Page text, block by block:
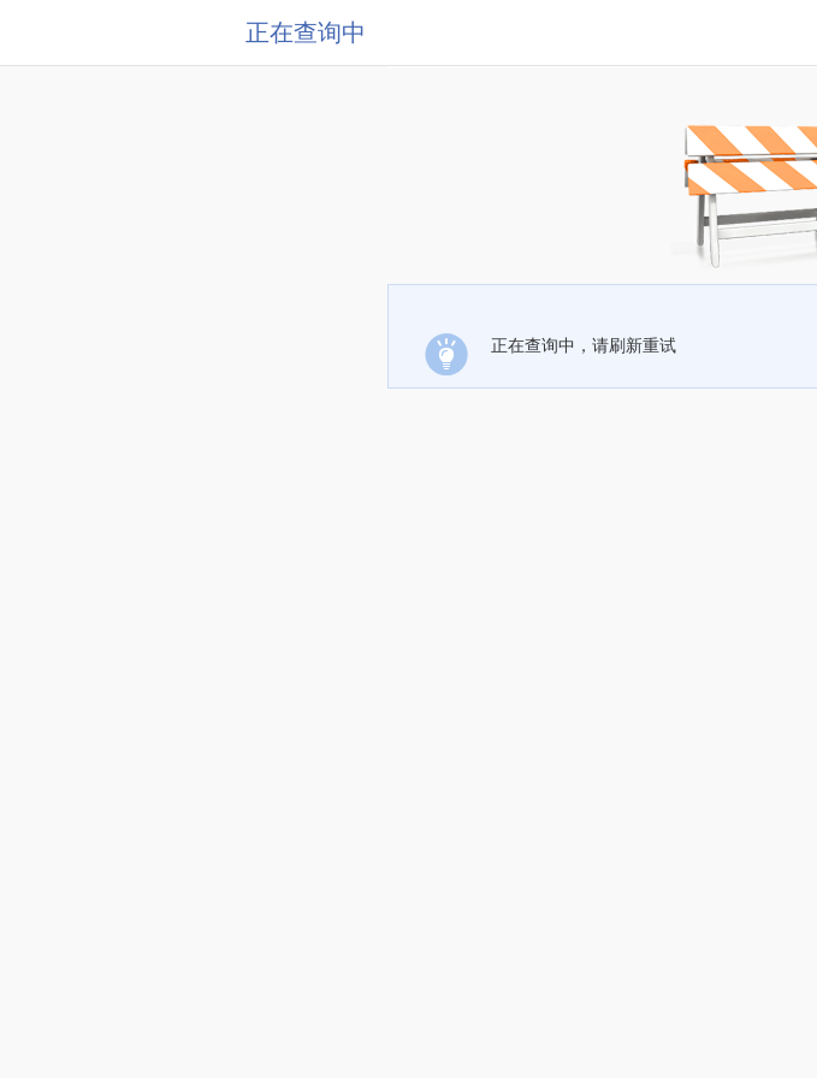
正在查询中
正在查询中，请刷新重试